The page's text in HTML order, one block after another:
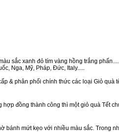
sắc xanh đỏ tím vàng hồng trắng
Nga, Mỹ, Pháp, Đức, Italy.....
& phân phối chính thức các loại Giỏ
đồng thành công thì một giỏ quà Tết
bánh mứt kẹo với nhiều màu sắc. Trong